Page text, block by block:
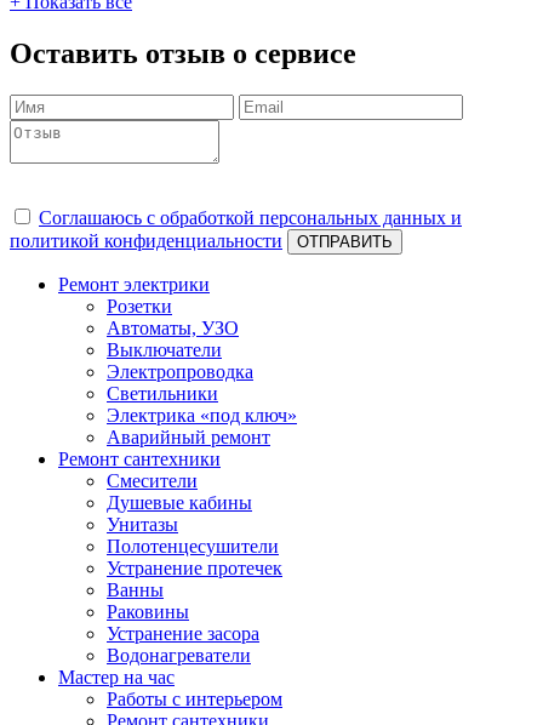
Оставить отзыв о сервисе
Соглашаюсь с обработкой персональных данных и
политикой конфиденциальности
ОТПРАВИТЬ
Ремонт электрики
Розетки
Автоматы, УЗО
Выключатели
Электропроводка
Светильники
Электрика «под ключ»
Аварийный ремонт
Ремонт сантехники
Смесители
Душевые кабины
Унитазы
Полотенцесушители
Устранение протечек
Ванны
Раковины
Устранение засора
Водонагреватели
Мастер на час
Работы с интерьером
Ремонт сантехники